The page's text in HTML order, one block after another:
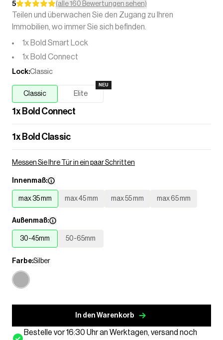
5 (alle 160 Bewertungen sehen)
Teilen und überwachen Sie den Zugang zu Ihren
Immobilien, wo immer Sie sich befinden.
1x Bold Smart Lock
1x Bold Connect
Lock:Classic
Classic Elite
NEU
1x Bold Connect
1x Bold Classic
Messen Sie Ihre Tür in ein paar Schritten
Innenmaß:
max 35 mm max 45 mm max 55 mm max 65 mm
Außenmaß:
30-45mm 50-65mm
Farbe:Silber
In den Warenkorb
Bestelle vor 16:30 Uhr an Werktagen, versand noch